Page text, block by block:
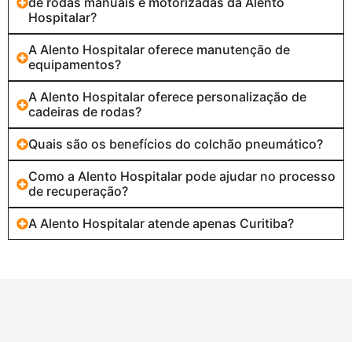
Hospitalar?
A Alento Hospitalar oferece manutenção de
equipamentos?
A Alento Hospitalar oferece personalização de
cadeiras de rodas?
Quais são os benefícios do colchão pneumático?
Como a Alento Hospitalar pode ajudar no processo
de recuperação?
A Alento Hospitalar atende apenas Curitiba?